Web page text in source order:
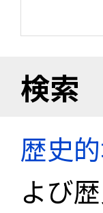
検索
歴史
よび